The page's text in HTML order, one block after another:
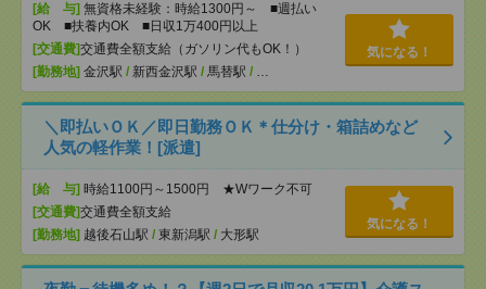
[給 与] 無資格未経験：時給1300円～ ■週払い
OK ■扶養内OK ■日収1万400円以上
[交通費]交通費全額支給（ガソリン代もOK！）
[勤務地] 金沢駅 / 新西金沢駅 / 馬替駅 / …
気になる！
＼即払いＯＫ／即日勤務ＯＫ＊仕分け・箱詰めなど
人気の軽作業！[派遣]
[給 与] 時給1100円～1500円 ★Wワーク不可
[交通費]交通費全額支給
[勤務地] 越後石山駅 / 東新潟駅 / 大形駅
気になる！